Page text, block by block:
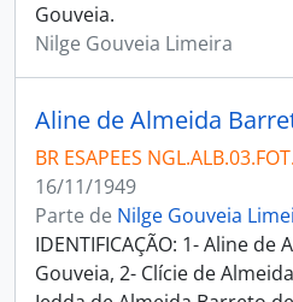
Gouveia.
Nilge Gouveia Limeira
BR ESAPEES
16/11/1949
Parte de Nilge Gouveia
IDENTIFICAÇÃO: 1- Aline
Gouveia, 2- Clície de